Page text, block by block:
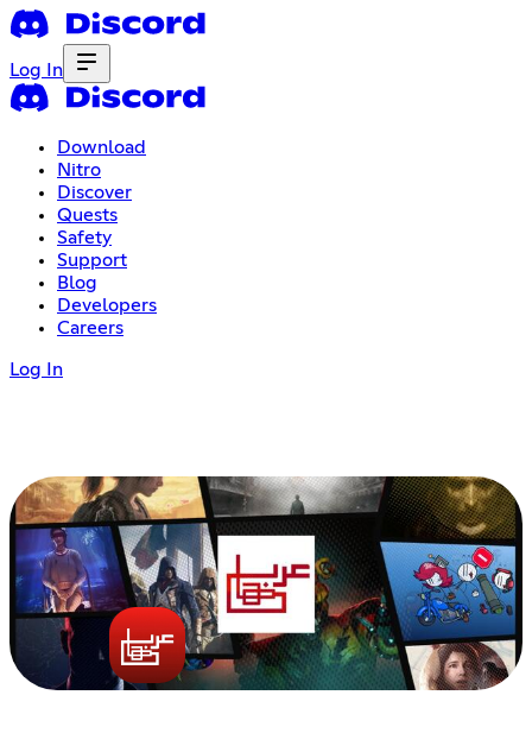
Log In
Download
Nitro
Discover
Quests
Safety
Support
Blog
Developers
Careers
Log In